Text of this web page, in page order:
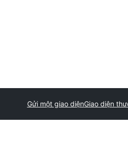
Gửi một giao diệnGiao diện